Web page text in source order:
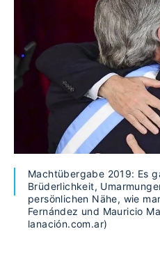
Machtübergabe 2019: Es
Brüderlichkeit,
persönlichen Nähe, wie
Fernández und Mauricio
lanación.com.ar)